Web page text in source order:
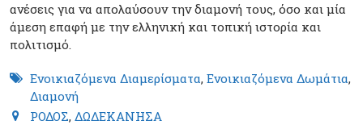
ανέσεις για να απολαύσουν την διαμονή τους, όσο και μία
άμεση επαφή με την ελληνική και τοπική ιστορία και
πολιτισμό.
Ενοικιαζόμενα Διαμερίσματα, Ενοικιαζόμενα Δωμάτια,
Διαμονή
ΡΟΔΟΣ, ΔΩΔΕΚΑΝΗΣΑ